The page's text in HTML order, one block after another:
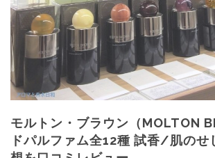
モルトン・ブラウン（MOLTON
ドパルファム全12種 試香/肌のせ